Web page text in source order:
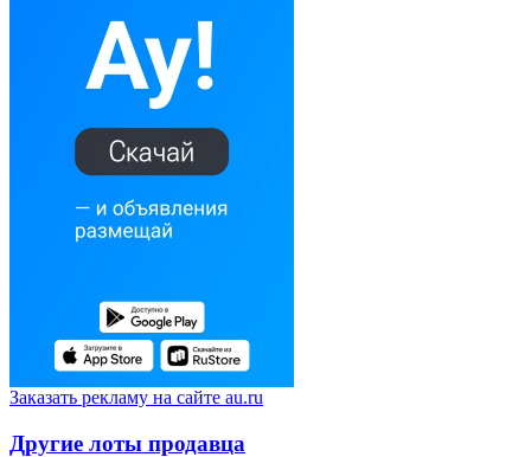
Заказать рекламу на сайте au.ru
Другие лоты продавца